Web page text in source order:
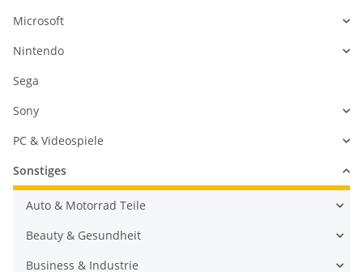
Microsoft
Nintendo
Sega
Sony
PC & Videospiele
Sonstiges
Auto & Motorrad Teile
Beauty & Gesundheit
Business & Industrie